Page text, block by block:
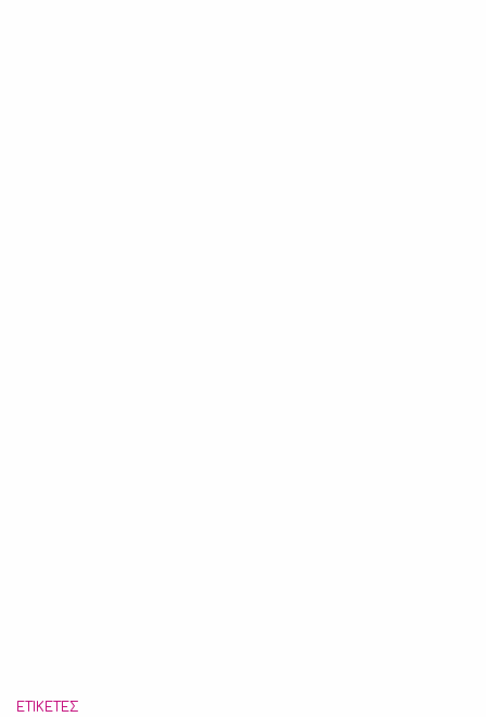
ΕΤΙΚΈΤΕΣ